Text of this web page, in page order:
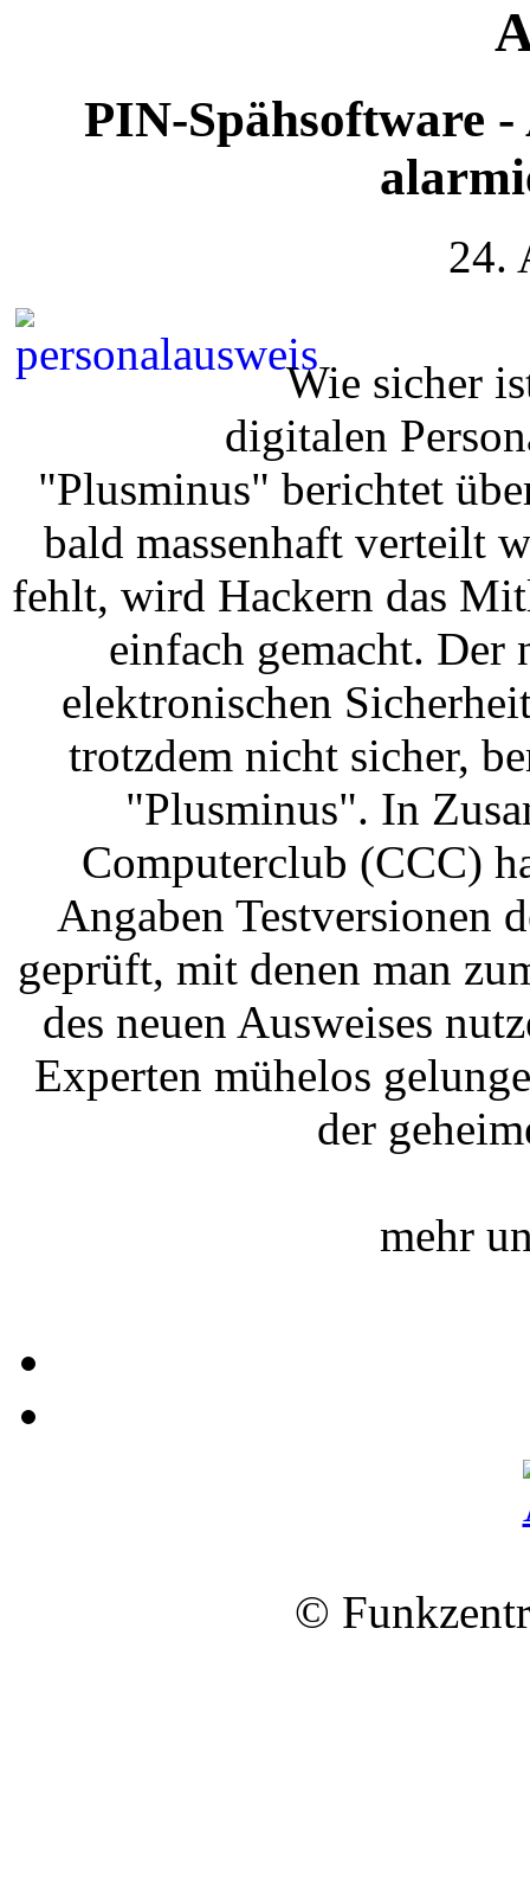
PIN-Spähsoftware
24.
Wie sicher
digitalen
"Plusminus" berichtet
bald massenhaft verteilt
fehlt, wird Hackern das
einfach gemacht. Der
elektronischen
trotzdem nicht sicher,
"Plusminus". In
Computerclub (CCC)
Angaben Testversionen
geprüft, mit denen man
des neuen Ausweises
Experten mühelos
der
mehr
©